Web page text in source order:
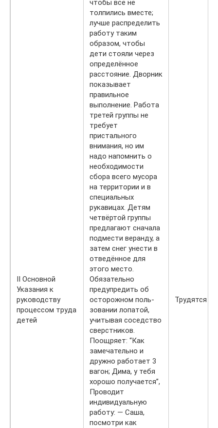
II Основной
Указания к
руководству
процессом труда
детей
чтобы все не
толпились вместе;
лучше распределить
работу таким
образом, чтобы
дети стояли через
определённое
расстояние. Дворник
показывает
правильное
выполнение. Работа
третей группы не
требует
пристального
внимания, но им
надо на­помнить о
необходимости
сбора всего мусора
на территории и в
специальных
рукавицах. Детям
четвёртой группы
предлагают сначала
подмести веранду, а
затем снег унести в
отведённое для
этого место.
Обязательно
предупредить об
осторожном поль­
зовании лопатой,
учитывая соседство
сверстников.
Поощряет: “Как
замечательно и
дружно работает 3
вагон; Дима, у тебя
хорошо получается”,
Проводит
индивидуальную
работу: — Саша,
посмотри как
Трудятся